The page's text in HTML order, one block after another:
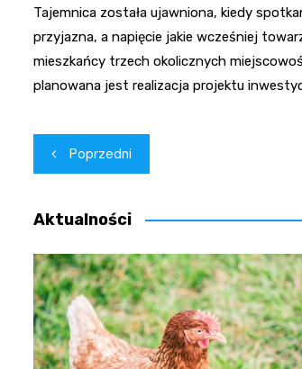
Tajemnica została ujawniona, kiedy
przyjazna, a napięcie jakie wcześniej
mieszkańcy trzech okolicznych
planowana jest realizacja projektu
Nawigacja
wpisu
Poprzedni
Aktualności